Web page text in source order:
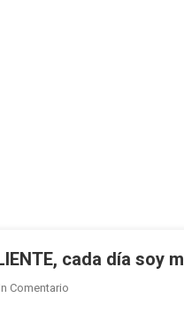
cada día soy
Comentario